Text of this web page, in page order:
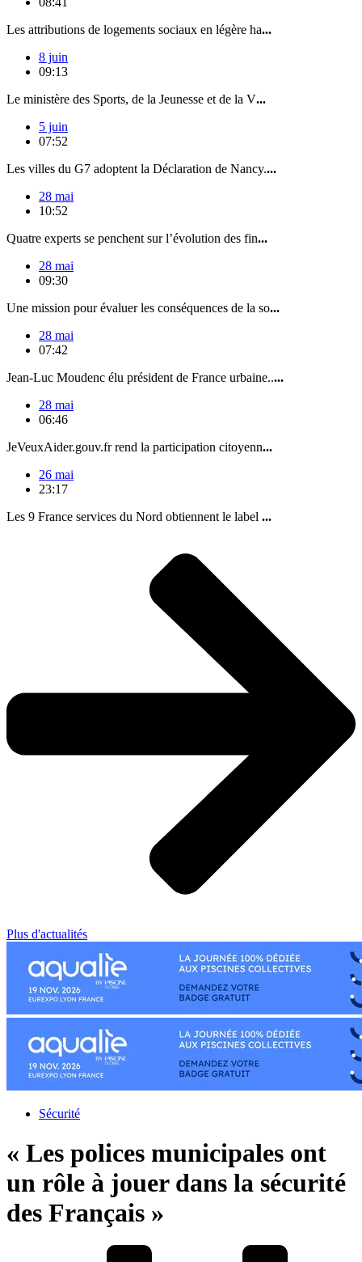
Les attributions de logements sociaux en légère ha...
8 juin
09:13
Le ministère des Sports, de la Jeunesse et de la V...
5 juin
07:52
Les villes du G7 adoptent la Déclaration de Nancy....
28 mai
10:52
Quatre experts se penchent sur l’évolution des fin...
28 mai
09:30
Une mission pour évaluer les conséquences de la so...
28 mai
07:42
Jean-Luc Moudenc élu président de France urbaine.....
28 mai
06:46
JeVeuxAider.gouv.fr rend la participation citoyenn...
26 mai
23:17
Les 9 France services du Nord obtiennent le label ...
Plus d'actualités
Sécurité
« Les polices municipales ont
un rôle à jouer dans la sécurité
des Français »